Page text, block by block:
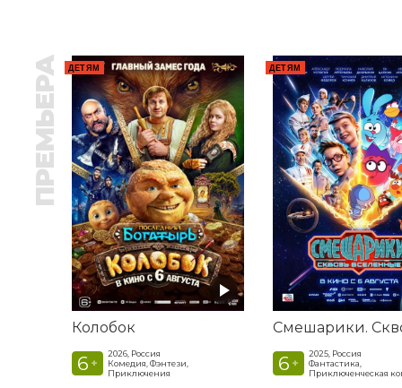
ПРЕМЬЕРА ДЕТЯМ
Колобок
6 +
2026, Россия
Комедия, Фэнтези,
Приключения
ДЕТЯМ
6 +
2025, Россия
Фантастика,
Приключенческая